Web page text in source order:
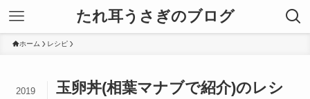
たれ耳うさぎのブログ
ホーム レシピ
玉卵丼(相葉マナブで紹介)のレシ
2019